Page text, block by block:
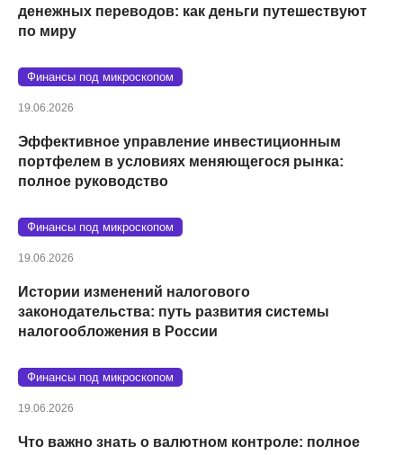
денежных переводов: как деньги путешествуют
по миру
Финансы под микроскопом
19.06.2026
Эффективное управление инвестиционным
портфелем в условиях меняющегося рынка:
полное руководство
Финансы под микроскопом
19.06.2026
Истории изменений налогового
законодательства: путь развития системы
налогообложения в России
Финансы под микроскопом
19.06.2026
Что важно знать о валютном контроле: полное